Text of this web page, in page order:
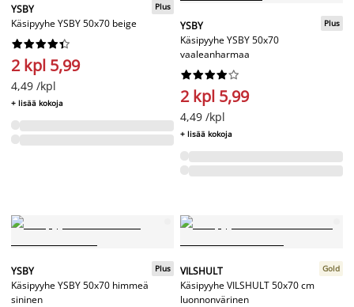
YSBY
Käsipyyhe YSBY 50x70 beige
Plus






2 kpl 5,99
4,49 /kpl
+ lisää kokoja
YSBY
Käsipyyhe YSBY 50x70
vaaleanharmaa
Plus






2 kpl 5,99
4,49 /kpl
+ lisää kokoja
YSBY
Käsipyyhe YSBY 50x70 himmeä
sininen
Plus
VILSHULT
Käsipyyhe VILSHULT 50x70 cm
luonnonvärinen
Gold